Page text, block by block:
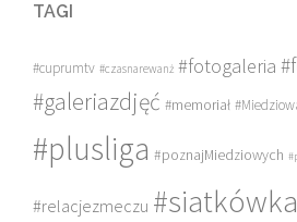
TAGI
#cuprumtv #czasnarewanż #fotogaleria
#galeriazdjęć #memoriał
#plusliga #poznajMiedziowych
#relacjezmeczu #siatkówka